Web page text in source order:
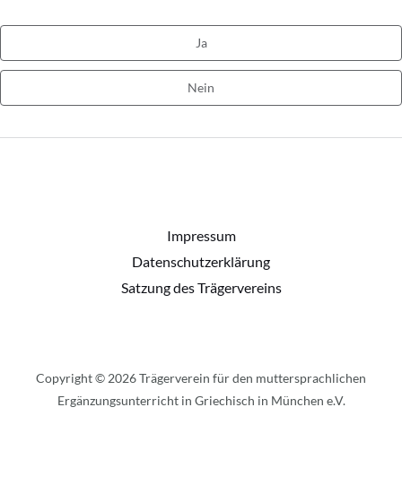
Ja
Nein
Impressum
Datenschutzerklärung
Satzung des Trägervereins
Copyright © 2026 Trägerverein für den muttersprachlichen
Ergänzungsunterricht in Griechisch in München e.V.